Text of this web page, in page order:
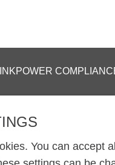
You can accept